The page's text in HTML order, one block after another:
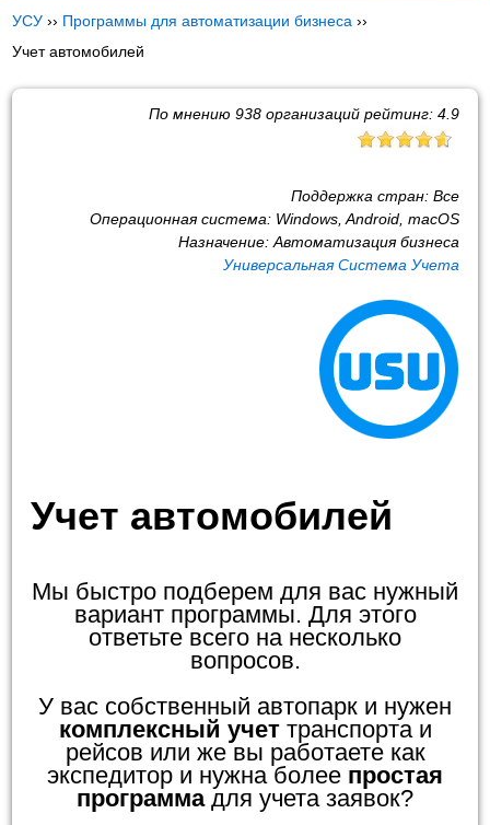
УСУ ›› Программы для автоматизации бизнеса ››
Учет автомобилей
По мнению 938организаций рейтинг: 4.9
Поддержка стран: Все
Операционная система: Windows, Android, macOS
Назначение: Автоматизация бизнеса
Универсальная Система Учета
Учет автомобилей
Мы быстро подберем для вас нужный
вариант программы. Для этого
ответьте всего на несколько
вопросов.
У вас собственный автопарк и нужен
комплексный учеттранспорта и
рейсов или же вы работаете как
экспедитор и нужна более простая
программадля учета заявок?